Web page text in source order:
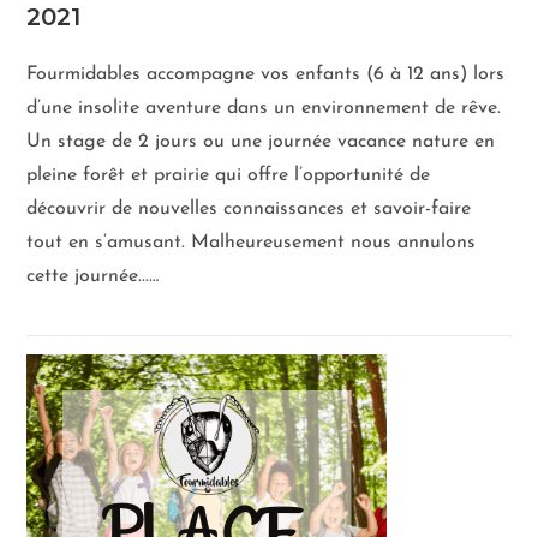
2021
Fourmidables accompagne vos enfants (6 à 12 ans) lors
d’une insolite aventure dans un environnement de rêve.
Un stage de 2 jours ou une journée vacance nature en
pleine forêt et prairie qui offre l’opportunité de
découvrir de nouvelles connaissances et savoir-faire
tout en s’amusant. Malheureusement nous annulons
cette journée...…